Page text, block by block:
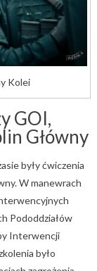
Kolei
GOI,
Główny
byłyćwiczenia
Wmanewrach
Pododdziałów
Interwencji
było